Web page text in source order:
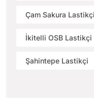
Çam Sakura Lastikçi
İkitelli OSB Lastikçi
Şahintepe Lastikçi